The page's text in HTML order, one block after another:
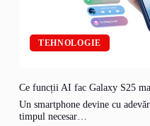
TEHNOLOGIE
Ce funcții AI fac Galaxy S25
Un smartphone devine cu
timpul necesar…